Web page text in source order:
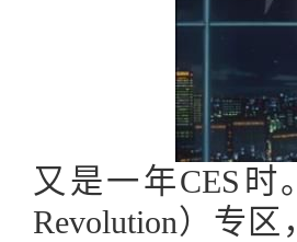
又是一年CES时
Revolution）专